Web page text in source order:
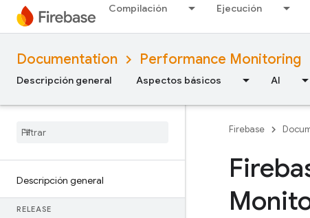
Compilación Ejecución
Documentation Performance Monitoring
Descripción general Aspectos básicos AI
Descripción general
RELEASE
Firebase